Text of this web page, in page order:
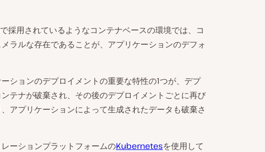
採用されているようなコンテナベースの環境では、コ
ラルな存在であることが、アプリケーションのデフォ
ションのデプロイメントの重要な特性の1つが、デプ
テナが破棄され、その後のデプロイメントごとに再び
アプリケーションによって生成されたデータも破棄さ
ーションプラットフォームのKubernetesを使用して